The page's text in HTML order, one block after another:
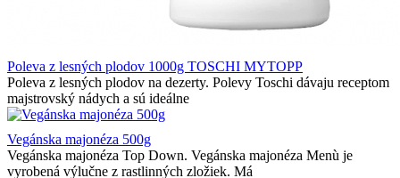
Poleva z lesných plodov 1000g TOSCHI MYTOPP
Poleva z lesných plodov na dezerty. Polevy Toschi dávaju receptom
majstrovský nádych a sú ideálne
Vegánska majonéza 500g
Vegánska majonéza Top Down. Vegánska majonéza Menù je
vyrobená výlučne z rastlinných zložiek. Má